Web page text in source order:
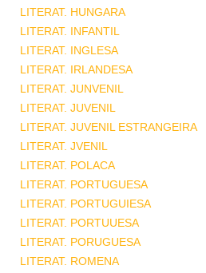
LITERAT. HUNGARA
LITERAT. INFANTIL
LITERAT. INGLESA
LITERAT. IRLANDESA
LITERAT. JUNVENIL
LITERAT. JUVENIL
LITERAT. JUVENIL ESTRANGEIRA
LITERAT. JVENIL
LITERAT. POLACA
LITERAT. PORTUGUESA
LITERAT. PORTUGUIESA
LITERAT. PORTUUESA
LITERAT. PORUGUESA
LITERAT. ROMENA